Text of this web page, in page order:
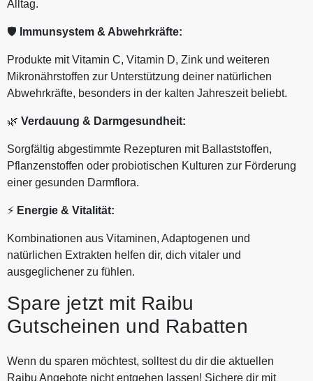
Alltag.
🛡️ Immunsystem & Abwehrkräfte:
Produkte mit Vitamin C, Vitamin D, Zink und weiteren
Mikronährstoffen zur Unterstützung deiner natürlichen
Abwehrkräfte, besonders in der kalten Jahreszeit beliebt.
🌿 Verdauung & Darmgesundheit:
Sorgfältig abgestimmte Rezepturen mit Ballaststoffen,
Pflanzenstoffen oder probiotischen Kulturen zur Förderung
einer gesunden Darmflora.
⚡ Energie & Vitalität:
Kombinationen aus Vitaminen, Adaptogenen und
natürlichen Extrakten helfen dir, dich vitaler und
ausgeglichener zu fühlen.
Spare jetzt mit Raibu
Gutscheinen und Rabatten
Wenn du sparen möchtest, solltest du dir die aktuellen
Raibu Angebote nicht entgehen lassen! Sichere dir mit